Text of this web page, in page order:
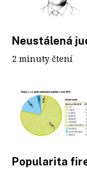
Neustálená
2 minuty čtení
Popularita